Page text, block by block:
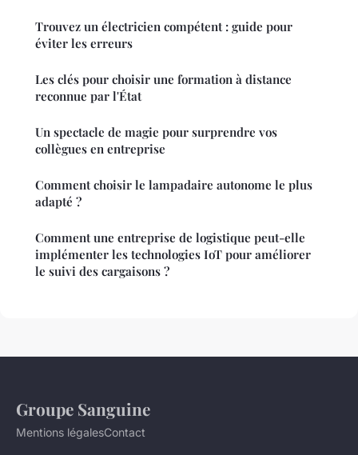
Trouvez un électricien compétent : guide pour
éviter les erreurs
Les clés pour choisir une formation à distance
reconnue par l'État
Un spectacle de magie pour surprendre vos
collègues en entreprise
Comment choisir le lampadaire autonome le plus
adapté ?
Comment une entreprise de logistique peut-elle
implémenter les technologies IoT pour améliorer
le suivi des cargaisons ?
Groupe Sanguine
Mentions légalesContact